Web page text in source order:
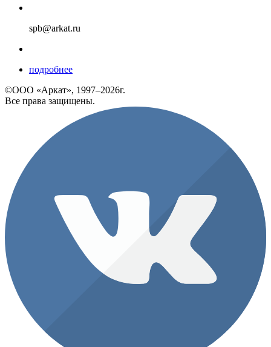
spb@arkat.ru
подробнее
©ООО «Аркат», 1997–2026г.
Все права защищены.